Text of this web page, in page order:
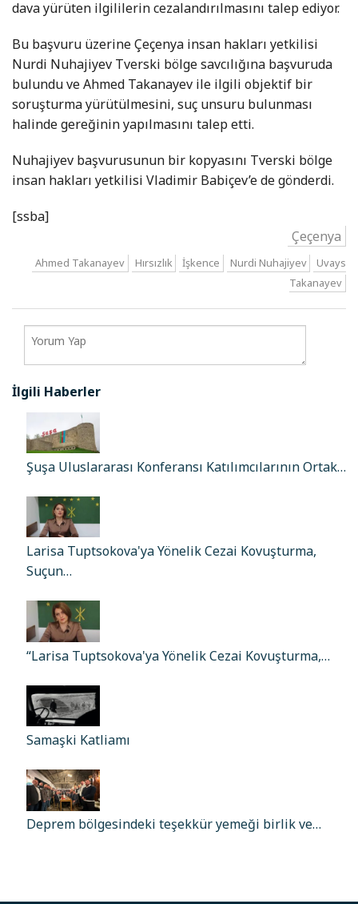
dava yürüten ilgililerin cezalandırılmasını talep ediyor.
Bu başvuru üzerine Çeçenya insan hakları yetkilisi
Nurdi Nuhajiyev Tverski bölge savcılığına başvuruda
bulundu ve Ahmed Takanayev ile ilgili objektif bir
soruşturma yürütülmesini, suç unsuru bulunması
halinde gereğinin yapılmasını talep etti.
Nuhajiyev başvurusunun bir kopyasını Tverski bölge
insan hakları yetkilisi Vladimir Babiçev’e de gönderdi.
[ssba]
Çeçenya
Ahmed Takanayev Hırsızlık İşkence Nurdi Nuhajiyev
Uvays
Takanayev
İlgili Haberler
Şuşa Uluslararası Konferansı Katılımcılarının Ortak…
Larisa Tuptsokova'ya Yönelik Cezai Kovuşturma,
Suçun…
“Larisa Tuptsokova'ya Yönelik Cezai Kovuşturma,…
Samaşki Katliamı
Deprem bölgesindeki teşekkür yemeği birlik ve…